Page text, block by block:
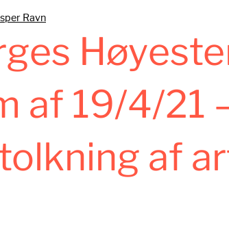
Ravn
af 19/4/21
af